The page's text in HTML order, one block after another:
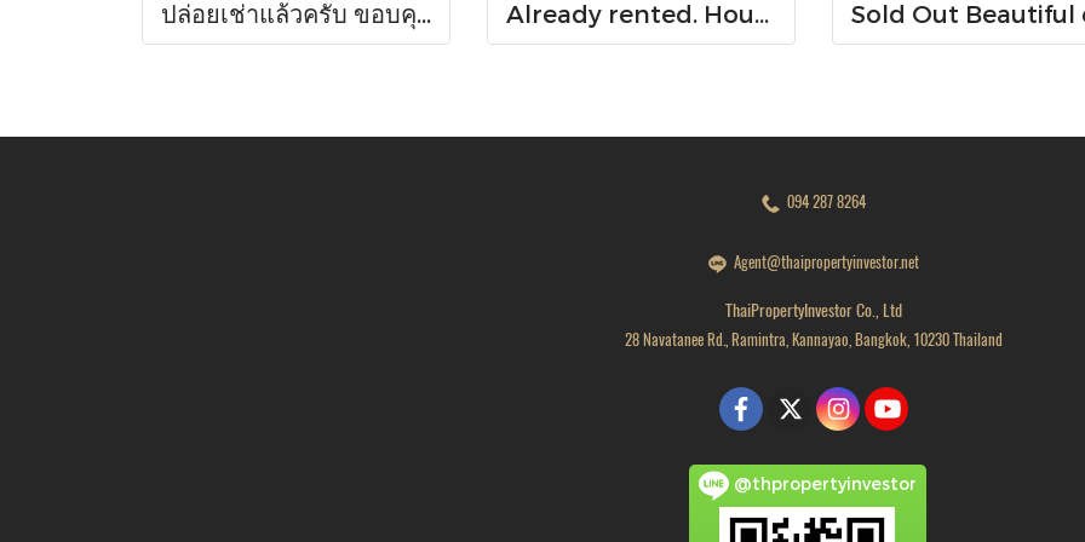
ปล่อยเช่าแล้วครับ ขอบคุณที่สนใจ บ้านเช่า หมู่บ้านดวงแก้ว ทาวน์เฮาส์ 2 ชั้น ขนาด 13 ตร.ว. Already rented. House for RENT!! With buit in furniture. Ready to move in. Corner house. No front of others house on the opposite side! 53.9 Sq.Wah at PYVE Ratchaphruek-Sirindhorn, nearby Central Westville
094 287 8264
Agent@thaipropertyinvestor.net
ThaiPropertyInvestor Co., Ltd
28 Navatanee Rd., Ramintra, Kannayao, Bangkok, 10230 Thailand
@thpropertyinvestor